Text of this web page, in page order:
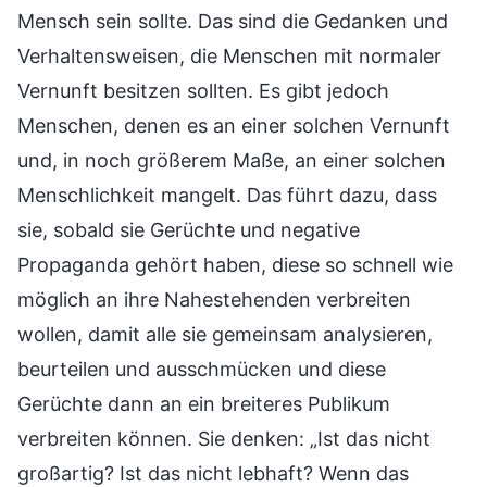
Mensch sein sollte. Das sind die Gedanken und
Verhaltensweisen, die Menschen mit normaler
Vernunft besitzen sollten. Es gibt jedoch
Menschen, denen es an einer solchen Vernunft
und, in noch größerem Maße, an einer solchen
Menschlichkeit mangelt. Das führt dazu, dass
sie, sobald sie Gerüchte und negative
Propaganda gehört haben, diese so schnell wie
möglich an ihre Nahestehenden verbreiten
wollen, damit alle sie gemeinsam analysieren,
beurteilen und ausschmücken und diese
Gerüchte dann an ein breiteres Publikum
verbreiten können. Sie denken: „Ist das nicht
großartig? Ist das nicht lebhaft? Wenn das